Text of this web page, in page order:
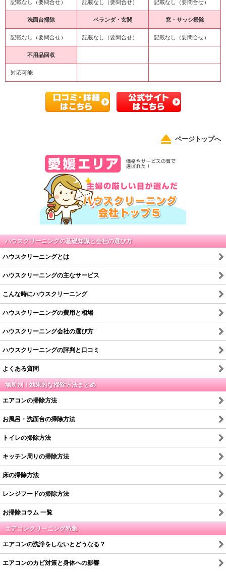
記載なし（要問合せ） 記載なし（要問合せ） 記載なし（要問合せ）
洗面台掃除 ベランダ・玄関 窓・サッシ掃除
記載なし（要問合せ） 記載なし（要問合せ） 記載なし（要問合せ）
不用品回収
対応可能
ページトップへ
ハウスクリーニングの基礎知識と会社の選び方
ハウスクリーニングとは
ハウスクリーニングの主なサービス
こんな時にハウスクリーニング
ハウスクリーニングの費用と相場
ハウスクリーニング会社の選び方
ハウスクリーニングの評判と口コミ
よくある質問
場所別！効果的な掃除方法まとめ
エアコンの掃除方法
お風呂・洗面台の掃除方法
トイレの掃除方法
キッチン周りの掃除方法
床の掃除方法
レンジフードの掃除方法
お掃除コラム 一覧
エアコンクリーニング特集
エアコンの洗浄をしないとどうなる？
エアコンのカビ対策と身体への影響